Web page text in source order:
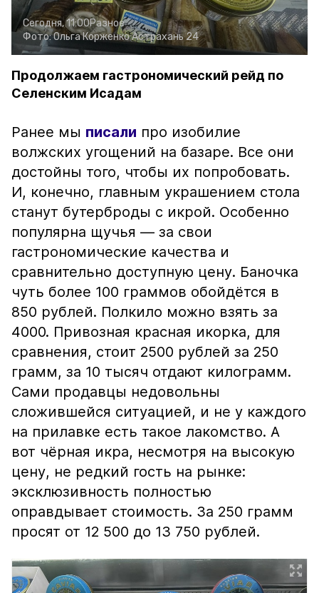
Сегодня, 11:00Разное
Фото:Ольга КорженкоАстрахань 24
Продолжаем гастрономический рейд по
Селенским Исадам
Ранее мы писали про изобилие
волжских угощений на базаре. Все они
достойны того, чтобы их попробовать.
И, конечно, главным украшением стола
станут бутерброды с икрой. Особенно
популярна щучья — за свои
гастрономические качества и
сравнительно доступную цену. Баночка
чуть более 100 граммов обойдётся в
850 рублей. Полкило можно взять за
4000. Привозная красная икорка, для
сравнения, стоит 2500 рублей за 250
грамм, за 10 тысяч отдают килограмм.
Сами продавцы недовольны
сложившейся ситуацией, и не у каждого
на прилавке есть такое лакомство. А
вот чёрная икра, несмотря на высокую
цену, не редкий гость на рынке:
эксклюзивность полностью
оправдывает стоимость. За 250 грамм
просят от 12 500 до 13 750 рублей.